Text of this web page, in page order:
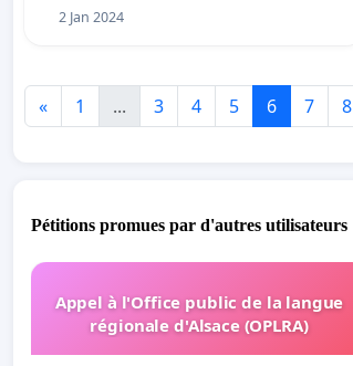
2 Jan 2024
« 1 ... 3 4 5 6 7 8
Pétitions promues par d'autres utilisateurs
Appel à l'Office public de la langue
régionale d'Alsace (OPLRA)